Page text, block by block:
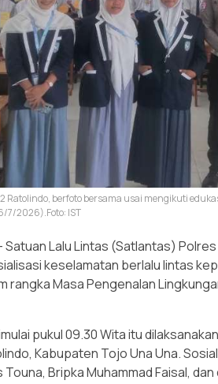
Ratolindo, berfoto bersama usai mengikuti
7/2026).Foto: IST
– Satuan Lalu Lintas (Satlantas)
keselamatan berlalu lintas
rangka Masa Pengenalan
pukul 09.30 Wita itu
Kabupaten Tojo Una Una.
Bripka Muhammad Faisal,